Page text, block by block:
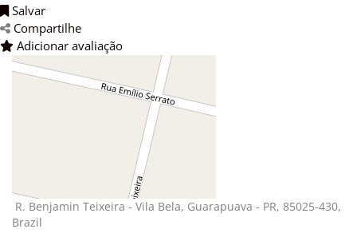
Salvar
Compartilhe
Adicionar avaliação
R. Benjamin Teixeira - Vila Bela, Guarapuava - PR, 85025-430,
Brazil